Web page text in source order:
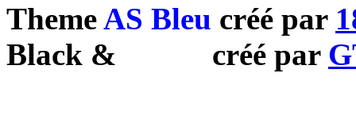
ThemeAS Bleu créé par
Black & créé par